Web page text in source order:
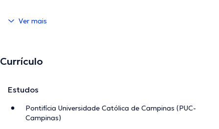
Ver mais
Currículo
Estudos
Pontifícia Universidade Católica de Campinas (PUC-
Campinas)